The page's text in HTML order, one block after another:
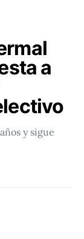
a
y sigue